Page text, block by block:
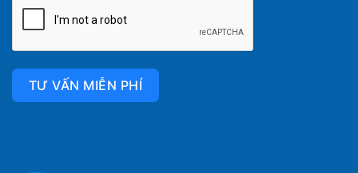
TƯ VẤN MIỄN PHÍ